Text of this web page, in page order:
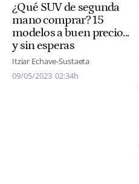
¿Qué SUV de segunda
mano comprar? 15
modelos a buen precio...
y sin esperas
Itziar Echave-Sustaeta
09/05/2023 02:34h